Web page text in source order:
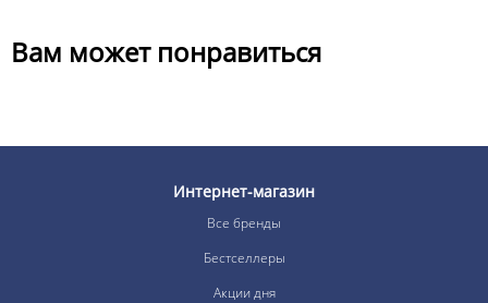
Вам может понравиться
Интернет-магазин
Все бренды
Бестселлеры
Акции дня